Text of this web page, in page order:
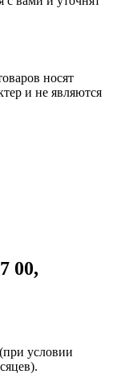
носят
и не являются
00,
условии